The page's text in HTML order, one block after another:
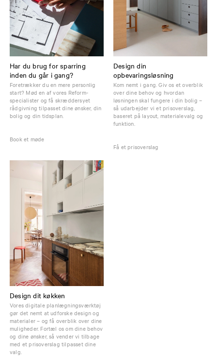
Har du brug for sparring
inden du går i gang?
Foretrækker du en mere personlig
start? Mød en af vores Reform-
specialister og få skræddersyet
rådgivning tilpasset dine ønsker, din
bolig og din tidsplan.
Book et møde
Design din
opbevaringsløsning
Kom nemt i gang. Giv os et overblik
over dine behov og hvordan
løsningen skal fungere i din bolig –
så udarbejder vi et prisoverslag,
baseret på layout, materialevalg og
funktion.
Få et prisoverslag
Design dit køkken
Vores digitale planlægningsværktøj
gør det nemt at udforske design og
materialer – og få overblik over dine
muligheder. Fortæl os om dine behov
og dine ønsker, så vender vi tilbage
med et prisoverslag tilpasset dine
valg.